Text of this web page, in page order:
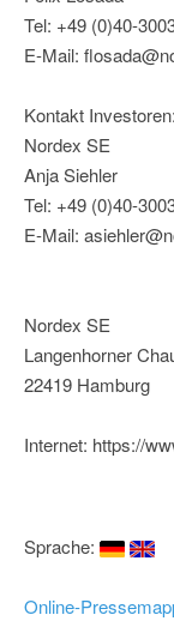
Tel: +49 (0)40-
E-Mail:
Kontakt Investoren:
Nordex SE
Anja Siehler
Tel: +49 (0)40-
E-Mail:
Nordex SE
Langenhorner
22419 Hamburg
Internet: https://
Sprache:
Online-